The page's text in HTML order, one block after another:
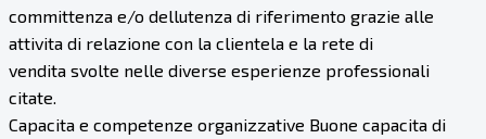
committenza e/o dellutenza di riferimento grazie alle
attivita di relazione con la clientela e la rete di
vendita svolte nelle diverse esperienze professionali
citate.
Capacita e competenze organizzative Buone capacita di